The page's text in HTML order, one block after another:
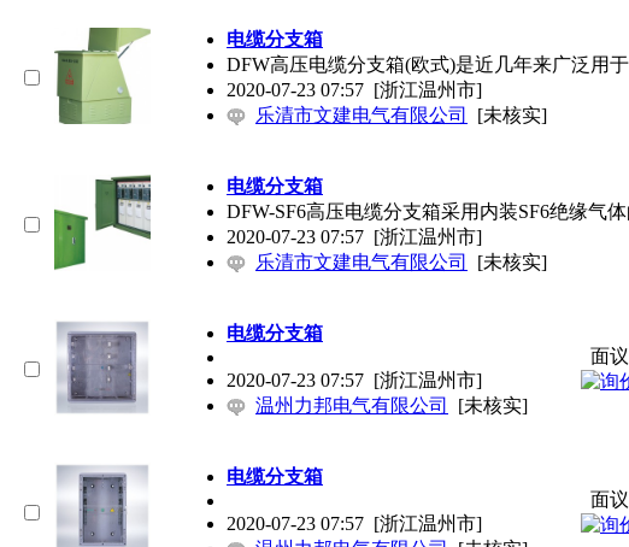
电缆分支箱
DFW高压电缆分支箱(欧式)是近几年来广泛用
2020-07-23 07:57 [浙江温州市]
乐清市文建电气有限公司
[未核实]
电缆分支箱
DFW-SF6高压电缆分支箱采用内装SF6绝缘气
2020-07-23 07:57 [浙江温州市]
乐清市文建电气有限公司
[未核实]
电缆分支箱
2020-07-23 07:57 [浙江温州市]
温州力邦电气有限公司
[未核实]
面议
电缆分支箱
2020-07-23 07:57 [浙江温州市]
面议